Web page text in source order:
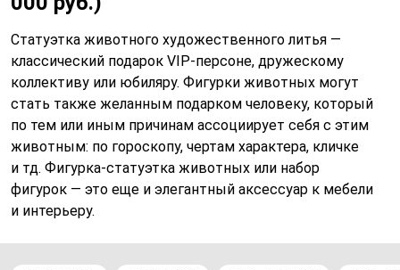
Статуэтка животного художественного литья —
классический подарок VIP-персоне, дружескому
коллективу или юбиляру. Фигурки животных могут
стать также желанным подарком человеку, который
по тем или иным причинам ассоциирует себя с этим
животным: по гороскопу, чертам характера, кличке
и тд. Фигурка-статуэтка животных или набор
фигурок — это еще и элегантный аксессуар к мебели
и интерьеру.